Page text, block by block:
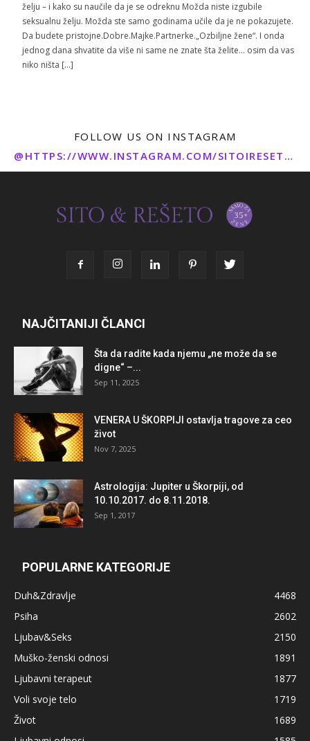
želju – i kako su naučile da je se odreknu Možda niste izgubile
seksualnu želju. Možda ste samo godinama učile da je ne pokazujete.
Da budete pristojne.Dobre.Majke.Partnerke.„Ozbiljne žene“. I onda
jednog dana shvatite da više ni same ne znate šta želite… osim da vas
niko ništa […]
FOLLOW US ON INSTAGRAM
@HTTPS://WWW.INSTAGRAM.COM/SITOIRESETO/
NAJČITANIJI ČLANCI
Šta da radite kada njemu „ne može da se
digne“ –...
Sep 11, 2025
VENERA U ŠKORPIJI ostavlja tragove za ceo
život
Nov 7, 2025
Astrologija: Jupiter u Škorpiji, od
10.10.2017. do 8.11.2018.
Sep 1, 2017
POPULARNE KATEGORIJE
Duh&Zdravlje
4468
Psiha
2602
Ljubav&Seks
2150
Muško-ženski odnosi
1891
Ljubavni terapeut
1877
Voli svoje telo
1719
Život
1689